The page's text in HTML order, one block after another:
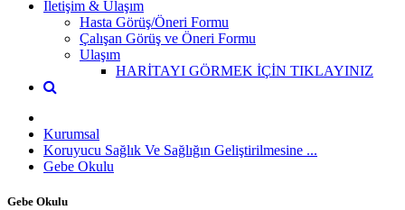
İletişim & Ulaşım
Hasta Görüş/Öneri Formu
Çalışan Görüş ve Öneri Formu
Ulaşım
HARİTAYI GÖRMEK İÇİN TIKLAYINIZ
Kurumsal
Koruyucu Sağlık Ve Sağlığın Geliştirilmesine ...
Gebe Okulu
Gebe Okulu